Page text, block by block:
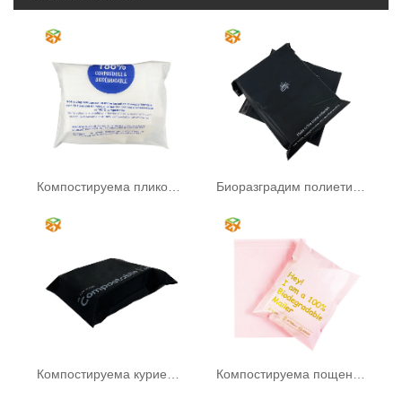
Компостируема пликова торба
Компостируема куриерска чанта Компостируема пощенска чанта